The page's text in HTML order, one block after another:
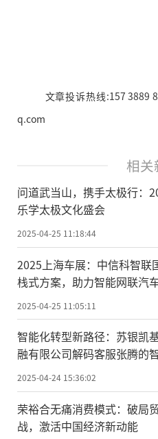
文章投诉热线:157 3889
q.com
相关
问道武当山，携手太极行：
乐学太极文化盛会
2025-04-25 11:18:44
2025上海车展：中信科智联
栈式方案，助力智能网联汽
2025-04-25 11:05:11
智能化转型新路径：苏银凯
融有限公司解码客服张腾的
革新体系
2025-04-24 15:36:02
荣裕合无痛消费模式：破局
战，激活中国经济新动能